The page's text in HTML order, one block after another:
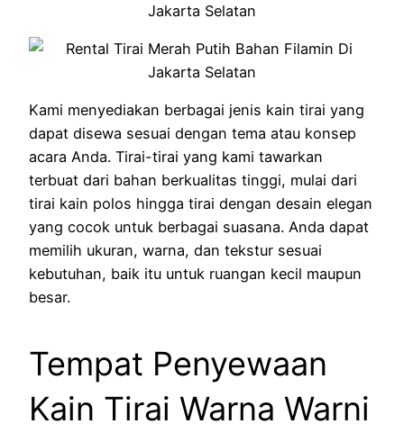
Kami menyediakan berbagai jenis kain tirai yang
dapat disewa sesuai dengan tema atau konsep
acara Anda. Tirai-tirai yang kami tawarkan
terbuat dari bahan berkualitas tinggi, mulai dari
tirai kain polos hingga tirai dengan desain elegan
yang cocok untuk berbagai suasana. Anda dapat
memilih ukuran, warna, dan tekstur sesuai
kebutuhan, baik itu untuk ruangan kecil maupun
besar.
Tempat Penyewaan
Kain Tirai Warna Warni